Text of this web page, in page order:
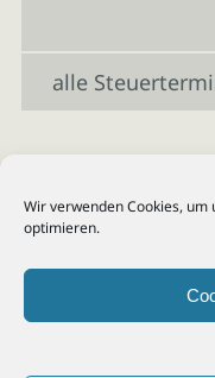
Wir verwenden Cookies,
optimieren.
alle